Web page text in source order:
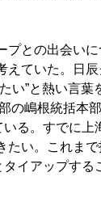
との出会い
ていた。日
い”と熱い言
の嶋根統括本
る。すでに
い。これま
イアップする